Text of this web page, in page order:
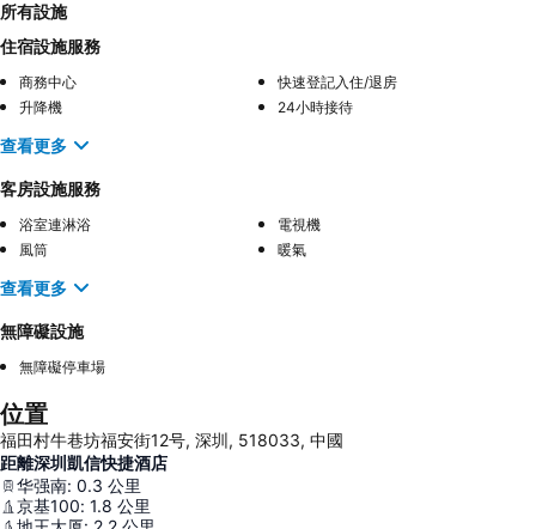
所有設施
住宿設施服務
商務中心
快速登記入住/退房
升降機
24小時接待
查看更多
客房設施服務
浴室連淋浴
電視機
風筒
暖氣
查看更多
無障礙設施
無障礙停車場
位置
福田村牛巷坊福安街12号, 深圳, 518033, 中國
距離深圳凱信快捷酒店
华强南: 0.3 公里
京基100: 1.8 公里